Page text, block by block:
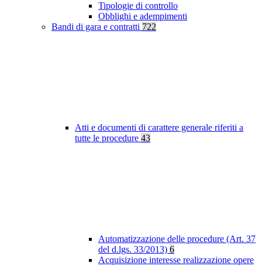
Tipologie di controllo
Obblighi e adempimenti
Bandi di gara e contratti 722
Atti e documenti di carattere generale riferiti a
tutte le procedure 43
Automatizzazione delle procedure (Art. 37
del d.lgs. 33/2013) 6
Acquisizione interesse realizzazione opere